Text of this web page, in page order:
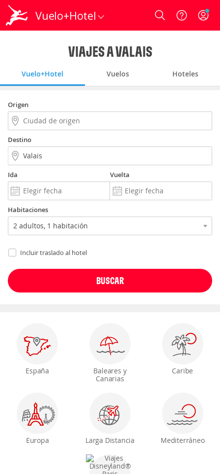
Vuelo+Hotel Login
VIAJES A VALAIS
Vuelo+Hotel Vuelos Hoteles
Origen
Destino
Ida Vuelta
Habitaciones
Incluir traslado al hotel
España
Baleares y
Canarias
Caribe
Europa Larga Distancia Mediterráneo